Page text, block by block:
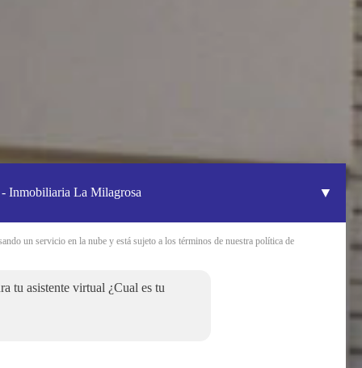
Inmobiliaria La Milagrosa ▼
un servicio en la nube y está sujeto a los términos de nuestra política de
tu asistente virtual ¿Cual es tu